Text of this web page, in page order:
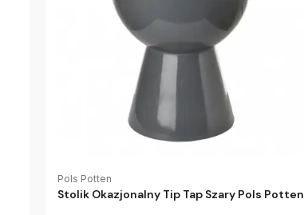
Pols Potten
Stolik Okazjonalny Tip Tap Szary Pols Potten